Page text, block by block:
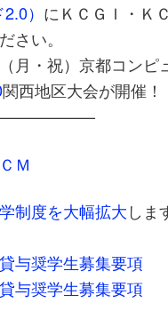
） にＫＣＧＩ・Ｋ
さい。
月・祝）京都コンピ
関西地区大会が開催！
Ｍ
制度を大幅拡大し
与奨学生募集要項
与奨学生募集要項